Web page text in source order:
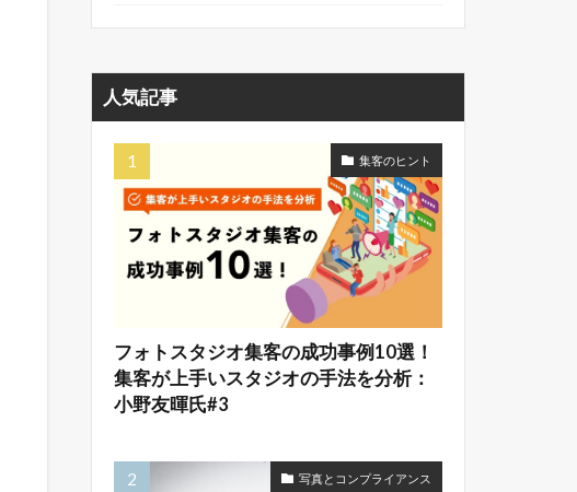
人気記事
集客のヒント
フォトスタジオ集客の成功事例10選！
集客が上手いスタジオの手法を分析：
小野友暉氏#3
写真とコンプライアンス